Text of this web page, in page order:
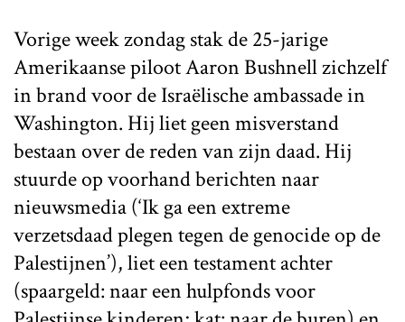
Vorige week zondag stak de 25-jarige
Amerikaanse piloot Aaron Bushnell zichzelf
in brand voor de Israëlische ambassade in
Washington. Hij liet geen misverstand
bestaan over de reden van zijn daad. Hij
stuurde op voorhand berichten naar
nieuwsmedia (‘Ik ga een extreme
verzetsdaad plegen tegen de genocide op de
Palestijnen’), liet een testament achter
(spaargeld: naar een hulpfonds voor